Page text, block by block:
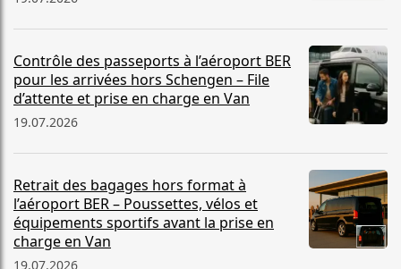
Contrôle des passeports à l’aéroport BER
pour les arrivées hors Schengen – File
d’attente et prise en charge en Van
19.07.2026
Retrait des bagages hors format à
l’aéroport BER – Poussettes, vélos et
équipements sportifs avant la prise en
charge en Van
19.07.2026